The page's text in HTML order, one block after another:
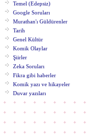
Temel (Edepsiz)
Google Soruları
Murathan'ı Güldürenler
Tarih
Genel Kültür
Komik Olaylar
Şiirler
Zeka Soruları
Fikra gibi haberler
Komik yazı ve hikayeler
Duvar yazıları